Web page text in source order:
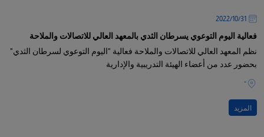
31‏/10‏/2022
فعالية اليوم التوعوي يسرطان الثدي بالمعهد العالي للاتصالات والملاحة
نظم المعهد العالي للاتصالات والملاحة فعالية "اليوم التوعوي لسرطان الثدي"
بحضور عدد من أعضاء الهيئة التدريبية والإدارية
-
المزيد